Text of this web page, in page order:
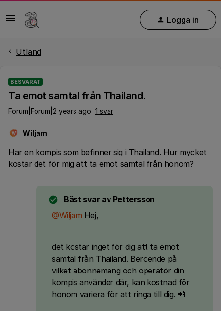
Logga in
Utland
BESVARAT
Ta emot samtal från Thailand.
Forum|Forum|2 years ago 1 svar
W Wiljam
Har en kompis som befinner sig i Thailand. Hur mycket
kostar det för mig att ta emot samtal från honom?
Bäst svar av Pettersson
@Wiljam Hej,
det kostar inget för dig att ta emot
samtal från Thailand. Beroende på
vilket abonnemang och operatör din
kompis använder där, kan kostnad för
honom variera för att ringa till dig. 📲